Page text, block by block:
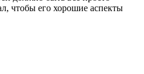
чтобы его хорошие аспекты